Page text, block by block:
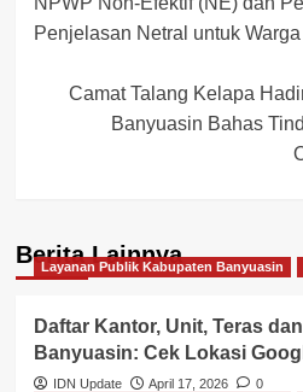
navigation
Penjelasan Netral untuk
Camat Talang Kelapa
Banyuasin Bahas
Berita Lainnya
Layanan Publik Kabupaten Banyuasin
Daftar Kantor, Unit, Teras
Banyuasin: Cek Lokasi
IDN Update April 17, 2026
0